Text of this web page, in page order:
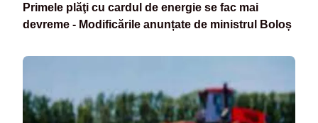
Primele plăţi cu cardul de energie se fac mai
devreme - Modificările anunțate de ministrul Boloș